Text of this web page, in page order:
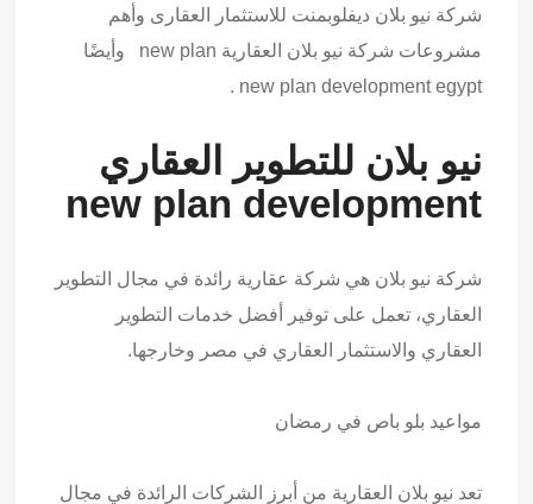
شركة نيو بلان ديفلوبمنت للاستثمار العقارى وأهم
مشروعات شركة نيو بلان العقارية new plan وأيضًا
new plan development egypt .
نيو بلان للتطوير العقاري
new plan development
شركة نيو بلان هي شركة عقارية رائدة في مجال التطوير
العقاري، تعمل على توفير أفضل خدمات التطوير
العقاري والاستثمار العقاري في مصر وخارجها.
مواعيد بلو باص في رمضان
تعد نيو بلان العقارية من أبرز الشركات الرائدة في مجال